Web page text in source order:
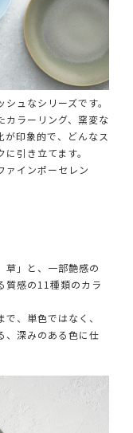
ュなシリーズです。
カラーリング、窯変な
が印象的で、どんなス
引き立てます。
ァインポーセレン
草」と、一部艶感の
質感の11種類のカラ
、単色ではなく、
、深みのある色に仕